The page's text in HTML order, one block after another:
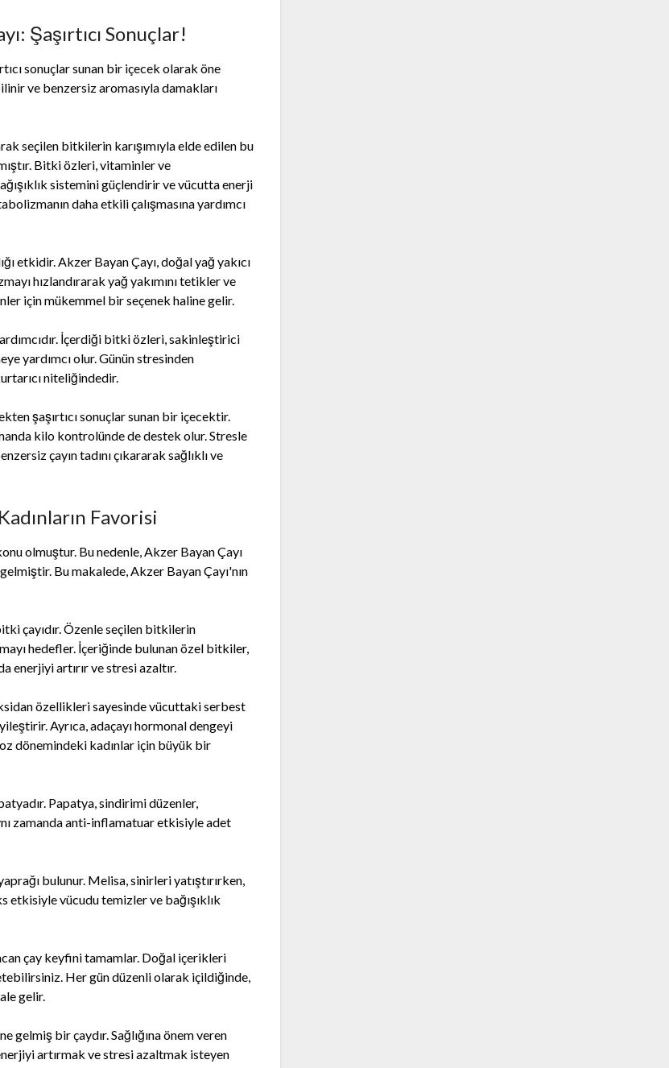
Şaşırtıcı Sonuçlar!
sonuçlar sunan bir içecek olarak öne
ve benzersiz aromasıyla damakları
seçilen bitkilerin karışımıyla elde edilen bu
Bitki özleri, vitaminler ve
sistemini güçlendirir ve vücutta enerji
daha etkili çalışmasına yardımcı
etkidir. Akzer Bayan Çayı, doğal yağ yakıcı
hızlandırarak yağ yakımını tetikler ve
için mükemmel bir seçenek haline gelir.
İçerdiği bitki özleri, sakinleştirici
yardımcı olur. Günün stresinden
niteliğindedir.
şaşırtıcı sonuçlar sunan bir içecektir.
kilo kontrolünde de destek olur. Stresle
çayın tadını çıkararak sağlıklı ve
Favorisi
olmuştur. Bu nedenle, Akzer Bayan Çayı
Bu makalede, Akzer Bayan Çayı'nın
çayıdır. Özenle seçilen bitkilerin
hedefler. İçeriğinde bulunan özel bitkiler,
enerjiyi artırır ve stresi azaltır.
özellikleri sayesinde vücuttaki serbest
Ayrıca, adaçayı hormonal dengeyi
dönemindeki kadınlar için büyük bir
Papatya, sindirimi düzenler,
zamanda anti-inflamatuar etkisiyle adet
bulunur. Melisa, sinirleri yatıştırırken,
etkisiyle vücudu temizler ve bağışıklık
çay keyfini tamamlar. Doğal içerikleri
Her gün düzenli olarak içildiğinde,
gelir.
gelmiş bir çaydır. Sağlığına önem veren
artırmak ve stresi azaltmak isteyen